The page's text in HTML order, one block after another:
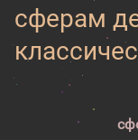
сферам